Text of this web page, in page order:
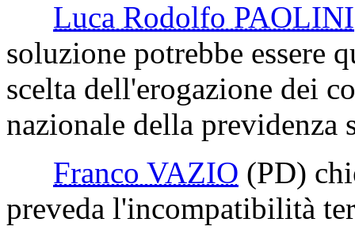
Luca Rodolfo PAOLINI
soluzione potrebbe essere
scelta dell'erogazione dei
nazionale della previdenza
Franco VAZIO (PD)
preveda l'incompatibilità